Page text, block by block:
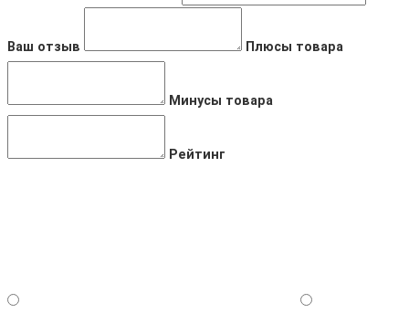
Ваш отзыв Плюсы товара
Минусы товара
Рейтинг